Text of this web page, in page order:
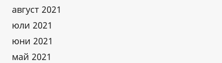
август 2021
юли 2021
юни 2021
май 2021